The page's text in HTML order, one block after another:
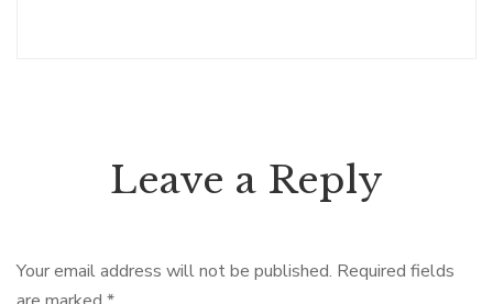
Leave a Reply
Your email address will not be published. Required fields